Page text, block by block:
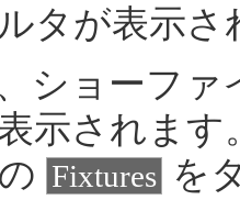
タが表示さ
ショーフ
示されます
Fixtures を